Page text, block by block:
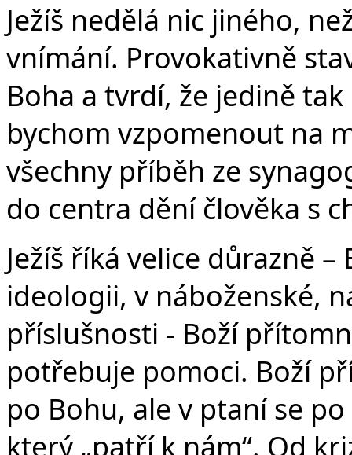
Ježíš nedělá nic jiného,
vnímání. Provokativně
Boha a tvrdí, že jedině
bychom vzpomenout na
všechny příběh ze
do centra dění člověka s
Ježíš říká velice důrazně
ideologii, v náboženské,
příslušnosti - Boží
potřebuje pomoci. Boží
po Bohu, ale v ptaní se
který „patří k nám“. Od